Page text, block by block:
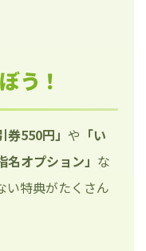
う！
券550円」 や 「い
名オプション」 な
い特典がたくさん